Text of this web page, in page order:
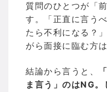
質問のひとつが「
す。「正直に言う
たら不利になる？
がら面接に臨む方
結論から言うと、
ま言う」のはNG